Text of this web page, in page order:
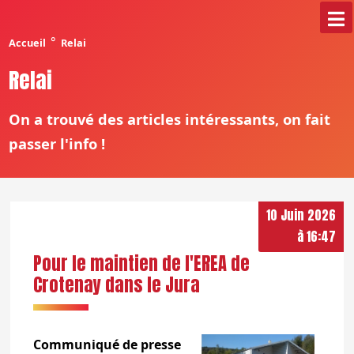
Accueil ° Relai
Relai
On a trouvé des articles intéressants, on fait
passer l'info !
10 Juin 2026
à 16:47
Pour le maintien de l'EREA de
Crotenay dans le Jura
Communiqué de presse